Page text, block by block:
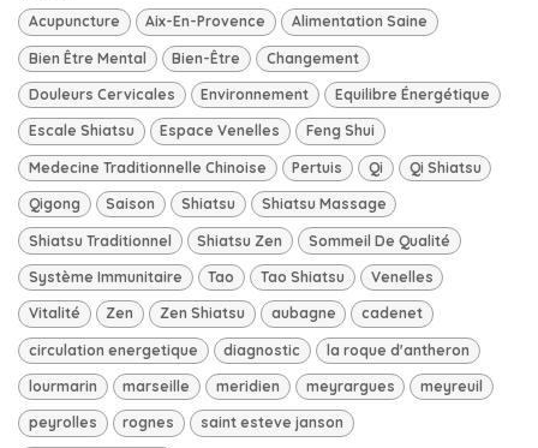
Acupuncture Aix-En-Provence Alimentation Saine
Bien Être Mental Bien-Être Changement
Douleurs Cervicales Environnement Equilibre Énergétique
Escale Shiatsu Espace Venelles Feng Shui
Medecine Traditionnelle Chinoise Pertuis Qi Qi Shiatsu
Qigong Saison Shiatsu Shiatsu Massage
Shiatsu Traditionnel Shiatsu Zen Sommeil De Qualité
Système Immunitaire Tao Tao Shiatsu Venelles
Vitalité Zen Zen Shiatsu aubagne cadenet
circulation energetique diagnostic la roque d'antheron
lourmarin marseille meridien meyrargues meyreuil
peyrolles rognes saint esteve janson